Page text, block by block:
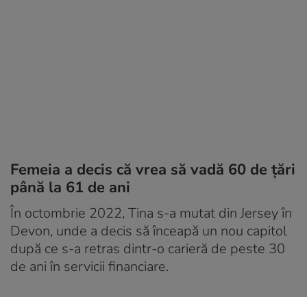
Femeia a decis că vrea să vadă 60 de țări
până la 61 de ani
În octombrie 2022, Tina s-a mutat din Jersey în
Devon, unde a decis să înceapă un nou capitol
după ce s-a retras dintr-o carieră de peste 30
de ani în servicii financiare.